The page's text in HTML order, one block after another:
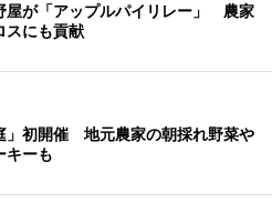
屋が「アップルパイリレー」 農家
スにも貢献
」初開催 地元農家の朝採れ野菜や
キーも